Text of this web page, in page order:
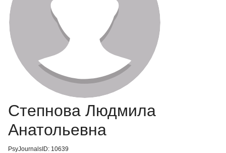
Степнова Людмила
Анатольевна
PsyJournalsID: 10639